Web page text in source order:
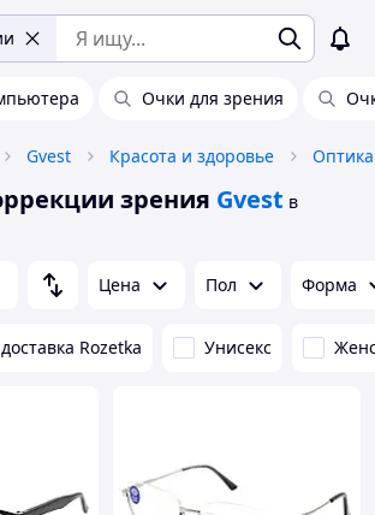
Очки для зрения
Gvest Красота и здоровье
зрения Gvest в
Цена Пол Форма
Rozetka Унисекс